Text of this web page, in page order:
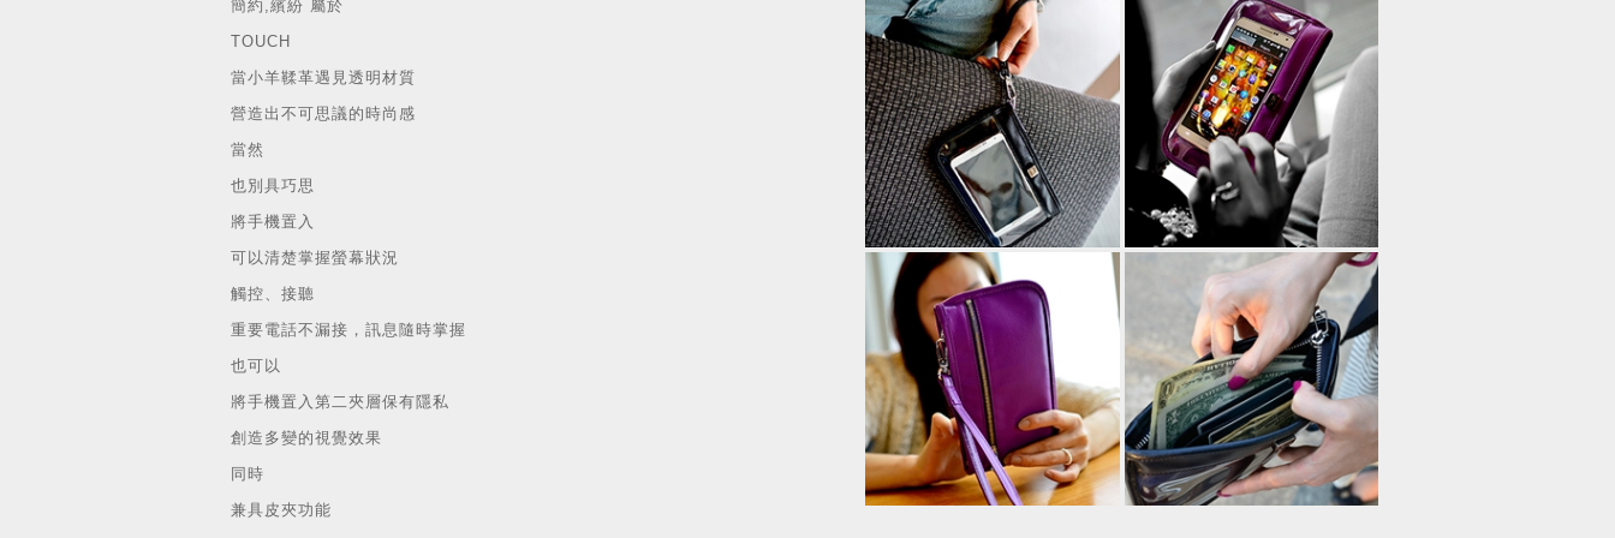
簡約,繽紛 屬於
TOUCH
當小羊鞣革遇見透明材質
營造出不可思議的時尚感
當然
也別具巧思
將手機置入
可以清楚掌握螢幕狀況
觸控、接聽
重要電話不漏接，訊息隨時掌握
也可以
將手機置入第二夾層保有隱私
創造多變的視覺效果
同時
兼具皮夾功能